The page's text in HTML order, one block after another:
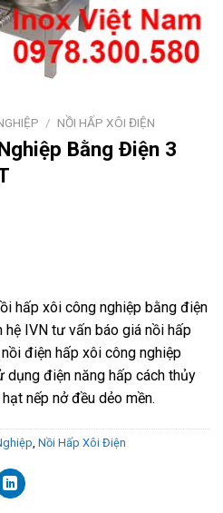
/ NỒI HẤP XÔI ĐIỆN
Bằng Điện 3
hấp xôi công nghiệp bằng điện
IVN tư vấn báo giá nồi hấp
điện hấp xôi công nghiệp
điện năng hấp cách thủy
nếp nở đều dẻo mền.
, Nồi Hấp Xôi Điện